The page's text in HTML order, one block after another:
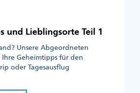
und Lieblingsorte Teil 1
Unsere Abgeordneten
Geheimtipps für den
oder Tagesausflug